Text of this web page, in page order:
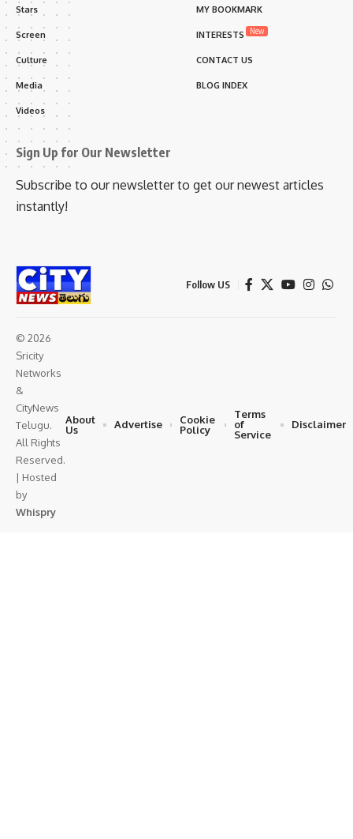
Stars
Screen
Culture
Media
Videos
MY BOOKMARK
INTERESTS New
CONTACT US
BLOG INDEX
Sign Up for Our Newsletter
Subscribe to our newsletter to get our newest articles
instantly!
Follow US
© 2026
Sricity
Networks
&
CityNews
Telugu.
All Rights
Reserved.
| Hosted
by
Whispry
About
Us
Advertise
Cookie
Policy
Terms
of
Service
Disclaimer